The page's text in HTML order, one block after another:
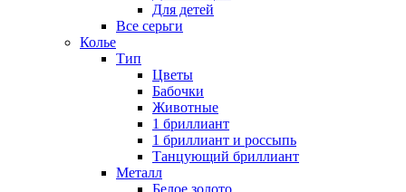
Для детей
Все серьги
Колье
Тип
Цветы
Бабочки
Животные
1 бриллиант
1 бриллиант и россыпь
Танцующий бриллиант
Металл
Белое золото